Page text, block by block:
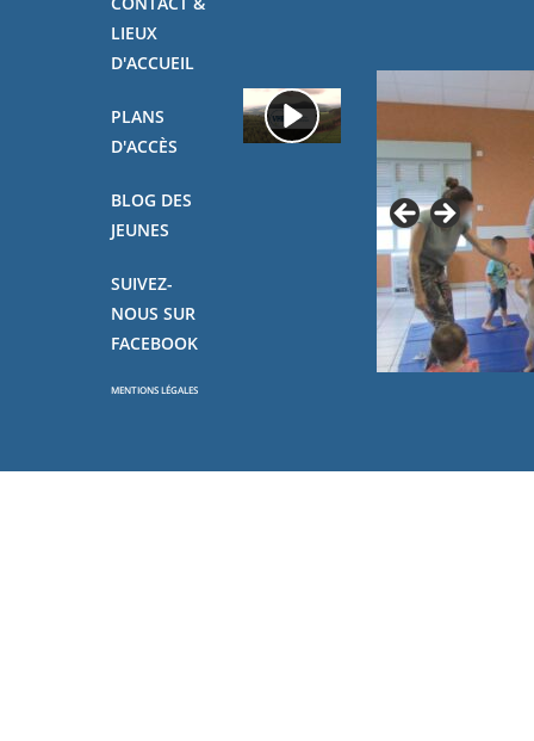
LIEUX
D'ACCUEIL
PLANS
D'ACCÈS
BLOG DES
JEUNES
SUIVEZ-
NOUS SUR
FACEBOOK
MENTIONS LÉGALES